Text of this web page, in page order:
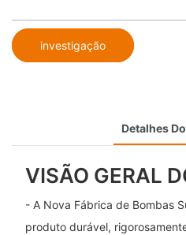
investigação
Detalhes
VISÃO GERAL
- A Nova Fábrica de Bombas
produto durável,